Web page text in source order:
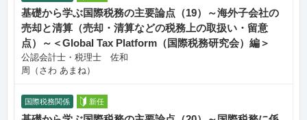
基礎から学ぶ国際税務の主要論点（19）～海外子会社の
売却と清算（売却・清算などの税務上の取扱い・留意
点）～＜Global Tax Platform（国際税務研究会）編＞
公認会計士・税理士 佐和
周（さわ あまね）
国際税務関係 新任